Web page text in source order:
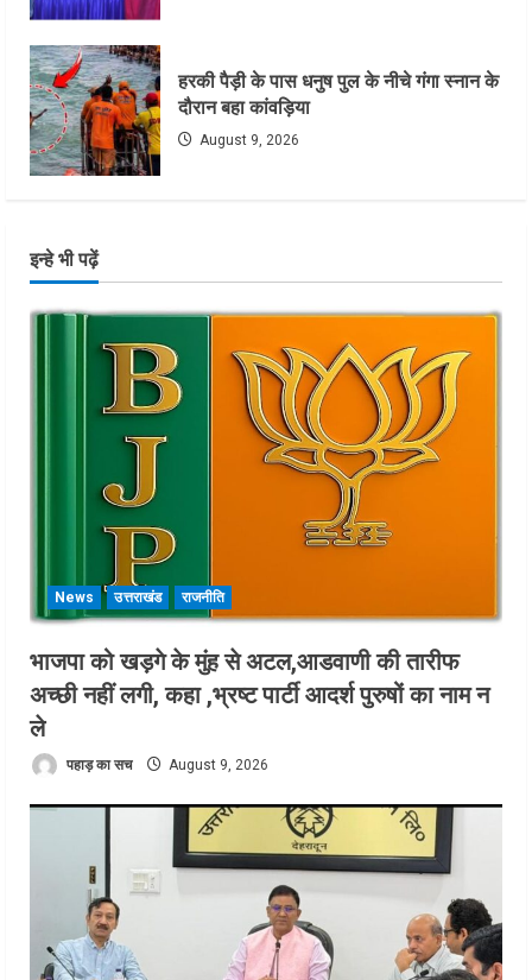
हरकी पैड़ी के पास धनुष पुल के नीचे गंगा स्नान के
दौरान बहा कांवड़िया
August 9, 2026
इन्हे भी पढ़ें
News उत्तराखंड राजनीति
भाजपा को खड़गे के मुंह से अटल,आडवाणी की तारीफ
अच्छी नहीं लगी, कहा ,भ्रष्ट पार्टी आदर्श पुरुषों का नाम न
ले
पहाड़ का सच August 9, 2026